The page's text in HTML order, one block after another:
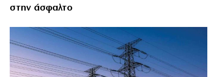
στην άσφαλτο